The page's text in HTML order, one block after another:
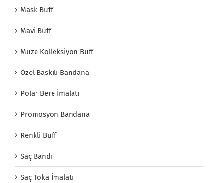
Mask Buff
Mavi Buff
Müze Kolleksiyon Buff
Özel Baskılı Bandana
Polar Bere İmalatı
Promosyon Bandana
Renkli Buff
Saç Bandı
Saç Toka İmalatı